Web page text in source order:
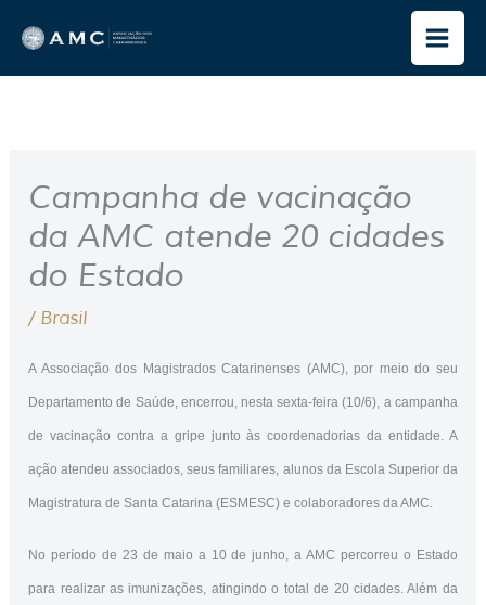
para
o
Campanha de vacinação
da AMC atende 20 cidades
do Estado
/ Brasil
A Associação dos Magistrados Catarinenses (AMC), por meio do seu
Departamento de Saúde, encerrou, nesta sexta-feira (10/6), a campanha
de vacinação contra a gripe junto às coordenadorias da entidade. A
ação atendeu associados, seus familiares, alunos da Escola Superior da
Magistratura de Santa Catarina (ESMESC) e colaboradores da AMC.
No período de 23 de maio a 10 de junho, a AMC percorreu o Estado
para realizar as imunizações, atingindo o total de 20 cidades. Além da